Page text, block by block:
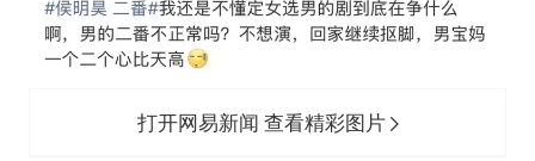
打开网易新闻 查看精彩图片